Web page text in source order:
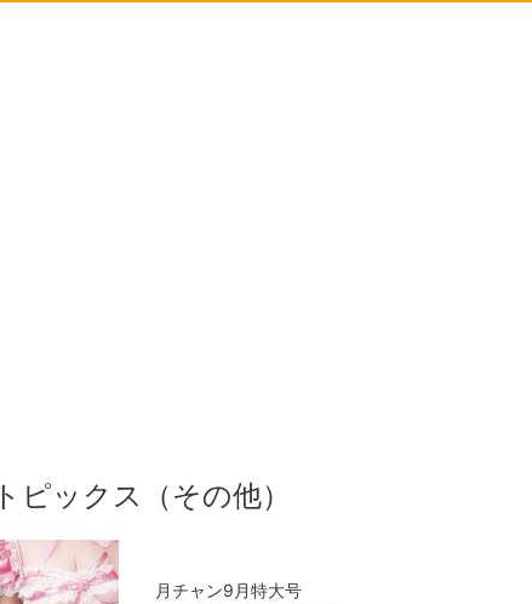
トピックス（その他）
月チャン9月特大号